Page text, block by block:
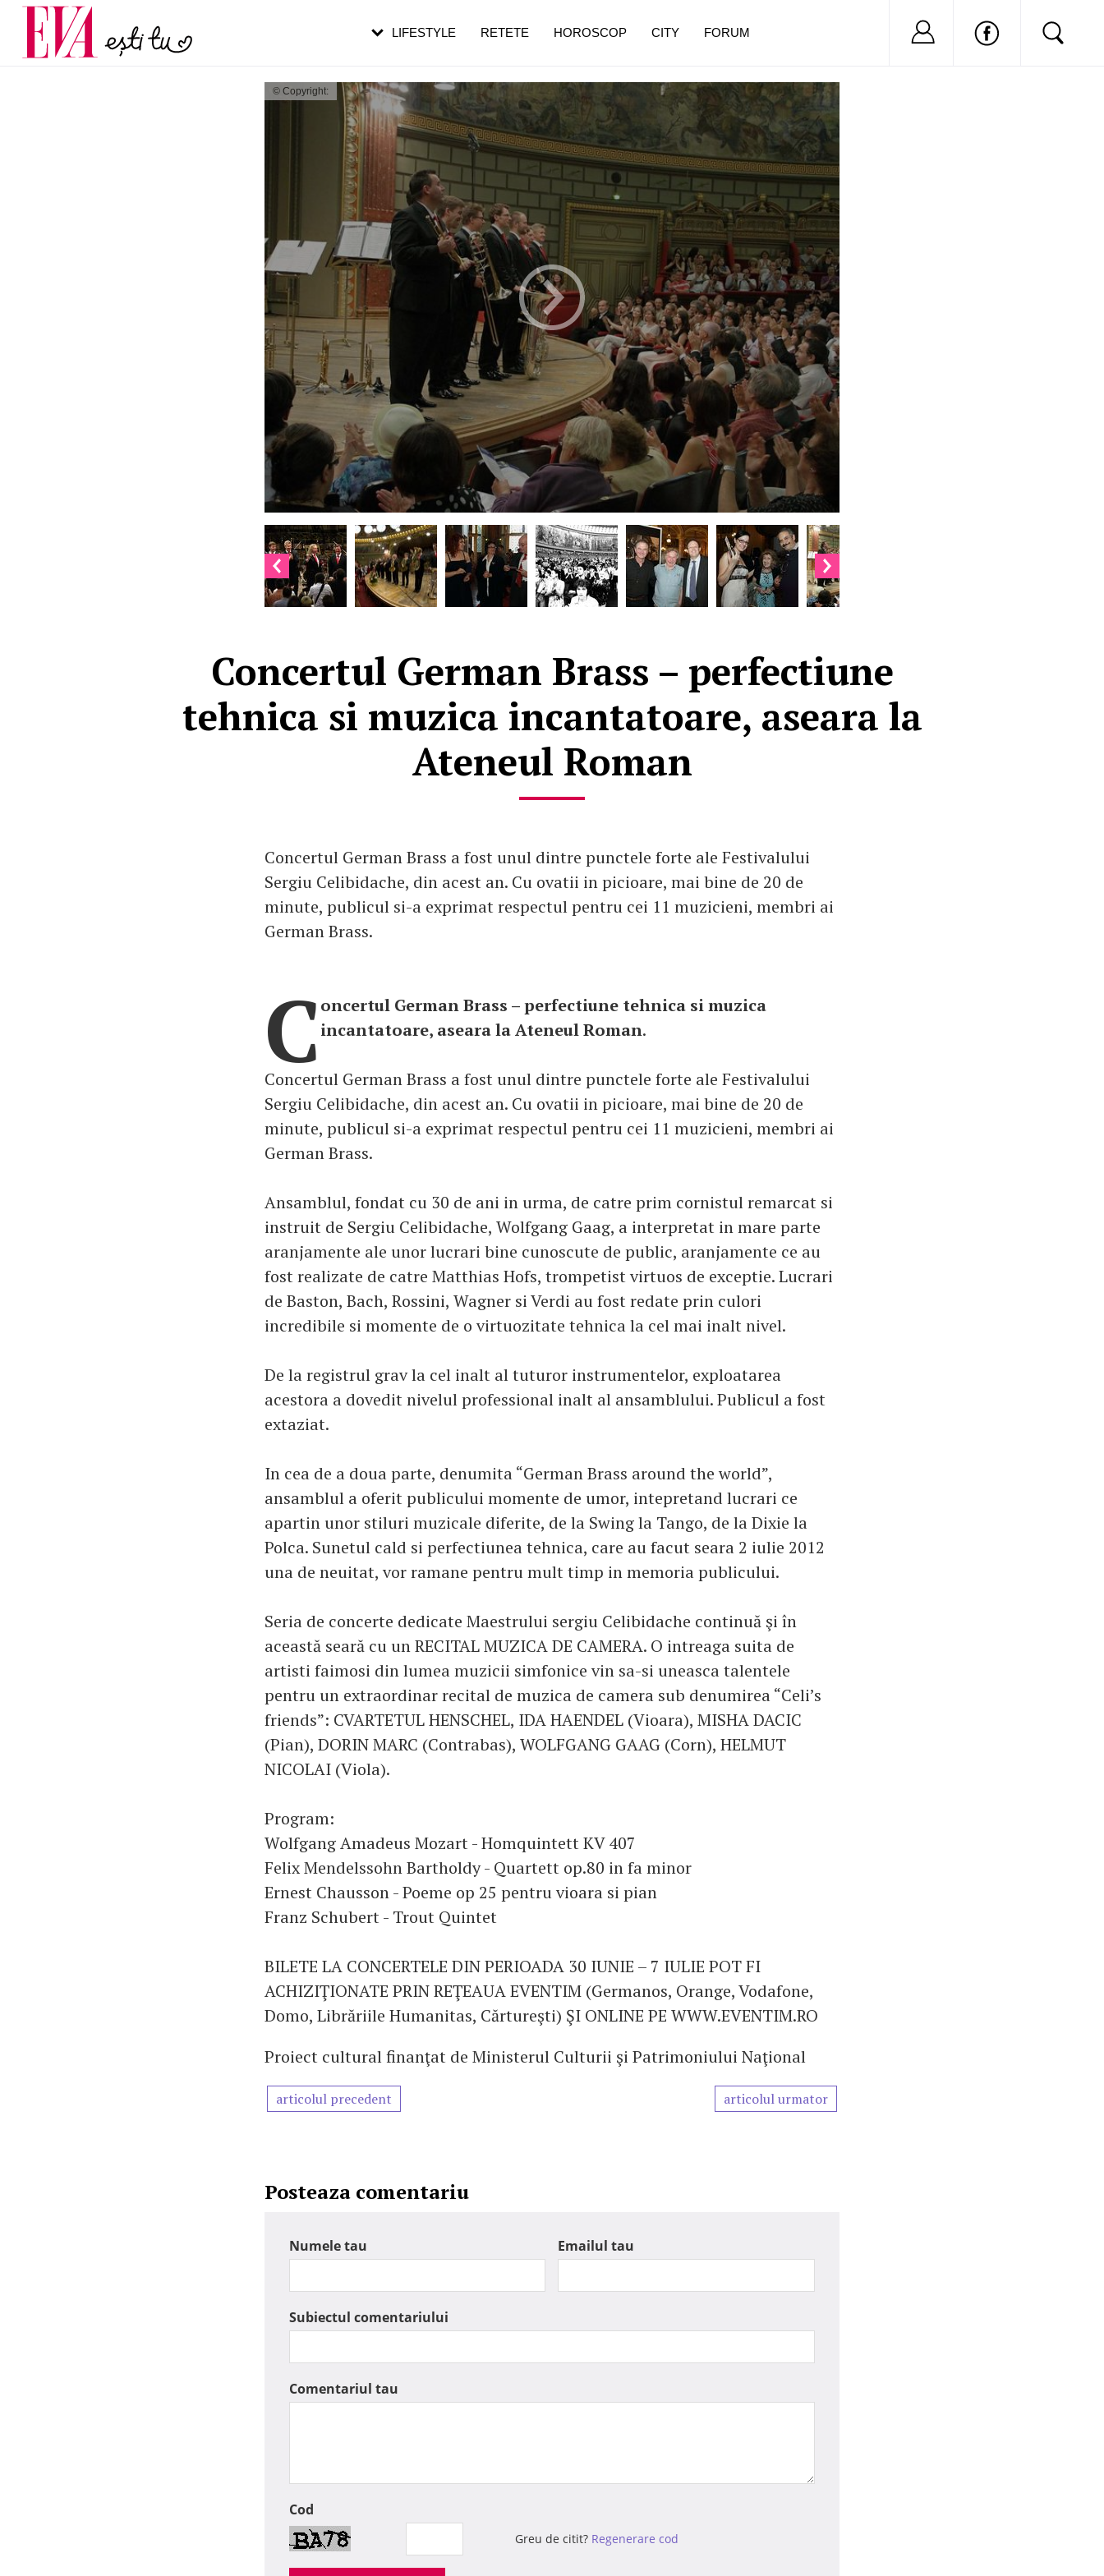
© Copyright:
Concertul German Brass – perfectiune
tehnica si muzica incantatoare, aseara la
Ateneul Roman
Concertul German Brass a fost unul dintre punctele forte ale Festivalului
Sergiu Celibidache, din acest an. Cu ovatii in picioare, mai bine de 20 de
minute, publicul si-a exprimat respectul pentru cei 11 muzicieni, membri ai
German Brass.
C oncertul German Brass – perfectiune tehnica si muzica
incantatoare, aseara la Ateneul Roman.
Concertul German Brass a fost unul dintre punctele forte ale Festivalului
Sergiu Celibidache, din acest an. Cu ovatii in picioare, mai bine de 20 de
minute, publicul si-a exprimat respectul pentru cei 11 muzicieni, membri ai
German Brass.
Ansamblul, fondat cu 30 de ani in urma, de catre prim cornistul remarcat si
instruit de Sergiu Celibidache, Wolfgang Gaag, a interpretat in mare parte
aranjamente ale unor lucrari bine cunoscute de public, aranjamente ce au
fost realizate de catre Matthias Hofs, trompetist virtuos de exceptie. Lucrari
de Baston, Bach, Rossini, Wagner si Verdi au fost redate prin culori
incredibile si momente de o virtuozitate tehnica la cel mai inalt nivel.
De la registrul grav la cel inalt al tuturor instrumentelor, exploatarea
acestora a dovedit nivelul professional inalt al ansamblului. Publicul a fost
extaziat.
In cea de a doua parte, denumita “German Brass around the world”,
ansamblul a oferit publicului momente de umor, intepretand lucrari ce
apartin unor stiluri muzicale diferite, de la Swing la Tango, de la Dixie la
Polca. Sunetul cald si perfectiunea tehnica, care au facut seara 2 iulie 2012
una de neuitat, vor ramane pentru mult timp in memoria publicului.
Seria de concerte dedicate Maestrului sergiu Celibidache continuă şi în
această seară cu un RECITAL MUZICA DE CAMERA. O intreaga suita de
artisti faimosi din lumea muzicii simfonice vin sa-si uneasca talentele
pentru un extraordinar recital de muzica de camera sub denumirea “Celi’s
friends”: CVARTETUL HENSCHEL, IDA HAENDEL (Vioara), MISHA DACIC
(Pian), DORIN MARC (Contrabas), WOLFGANG GAAG (Corn), HELMUT
NICOLAI (Viola).
Program:
Wolfgang Amadeus Mozart - Homquintett KV 407
Felix Mendelssohn Bartholdy - Quartett op.80 in fa minor
Ernest Chausson - Poeme op 25 pentru vioara si pian
Franz Schubert - Trout Quintet
BILETE LA CONCERTELE DIN PERIOADA 30 IUNIE – 7 IULIE POT FI
ACHIZIŢIONATE PRIN REŢEAUA EVENTIM (Germanos, Orange, Vodafone,
Domo, Librăriile Humanitas, Cărtureşti) ŞI ONLINE PE WWW.EVENTIM.RO
Proiect cultural finanţat de Ministerul Culturii şi Patrimoniului Naţional
articolul precedent articolul urmator
Posteaza comentariu
Numele tau Emailul tau
Subiectul comentariului
Comentariul tau
Cod
Greu de citit? Regenerare cod
LIFESTYLE RETETE HOROSCOP CITY FORUM Nu ai cont?
Carieră
Actualitate
pe măsură ce înaintezi în vârstă
de dureroasă este investigația